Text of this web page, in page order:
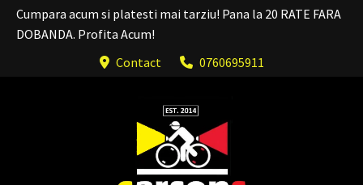
Cumpara acum si platesti mai tarziu! Pana la 20 RATE FARA
DOBANDA. Profita Acum!
Contact
0760695911